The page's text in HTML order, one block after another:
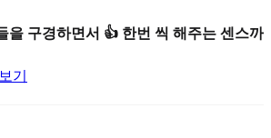
을 구경하면서 👍 한번 씩 해주는 센스까
기